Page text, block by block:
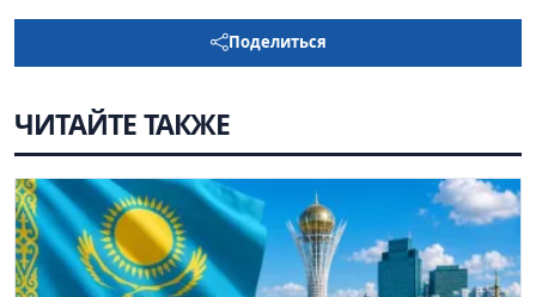
Поделиться
ЧИТАЙТЕ ТАКЖЕ